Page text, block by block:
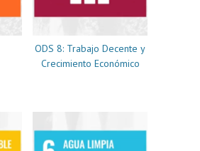
ODS 8: Trabajo Decente y
Crecimiento Económico